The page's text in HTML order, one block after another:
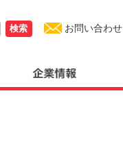
検索 お問い合わせ